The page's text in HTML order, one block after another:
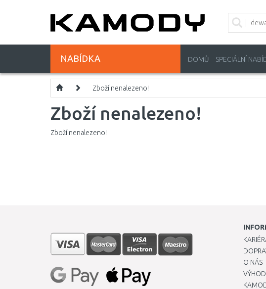
NABÍDKA DOMŮ SPECIÁLNÍ
Zboží nenalezeno!
Zboží nenalezeno!
Zboží nenalezeno!
O NÁS